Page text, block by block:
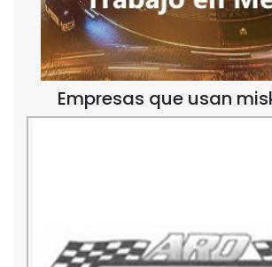
Empresas que usan